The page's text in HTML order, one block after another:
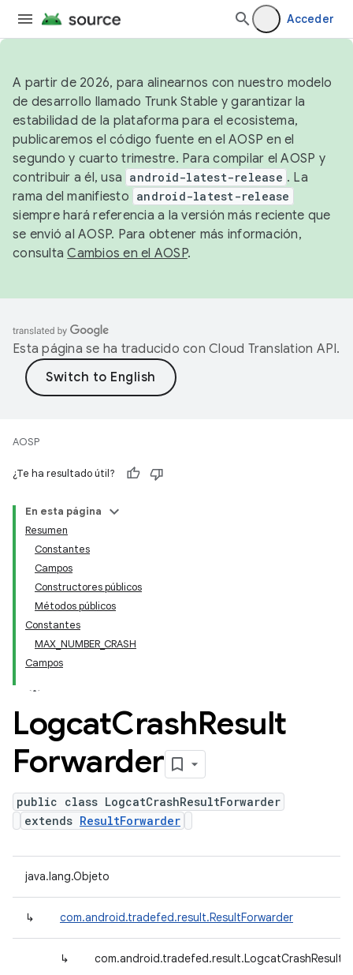
Acceder
A partir de 2026, para alinearnos con nuestro modelo
de desarrollo llamado Trunk Stable y garantizar la
estabilidad de la plataforma para el ecosistema,
publicaremos el código fuente en el AOSP en el
segundo y cuarto trimestre. Para compilar el AOSP y
contribuir a él, usa android-latest-release . La
rama del manifiesto android-latest-release
siempre hará referencia a la versión más reciente que
se envió al AOSP. Para obtener más información,
consultaCambios en el AOSP.
Esta página se ha traducido con Cloud Translation API.
AOSP
¿Te ha resultado útil?
En esta página
Resumen
Constantes
Campos
Constructores públicos
Métodos públicos
Constantes
MAX_NUMBER_CRASH
Campos
LogcatCrashResult
Forwarder
public class LogcatCrashResultForwarder
extends ResultForwarder
java.lang.Objeto
↳ com.android.tradefed.result.ResultForwarder
↳